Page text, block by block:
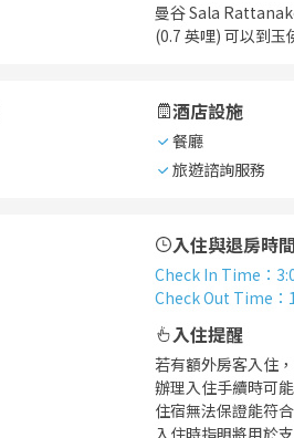
曼谷 Sala
(0.7 英哩) 可以到玉
酒店設施
餐廳
旅遊諮詢服務
入住與退房時
Check In Time ：
Check Out Time ：
入住提醒
若有額外房客入住
辦理入住手續時可
住宿無法保證能符
入住時指明將用於